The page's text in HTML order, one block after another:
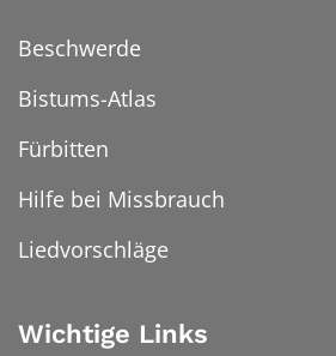
Beschwerde
Bistums-Atlas
Fürbitten
Hilfe bei Missbrauch
Liedvorschläge
Wichtige Links